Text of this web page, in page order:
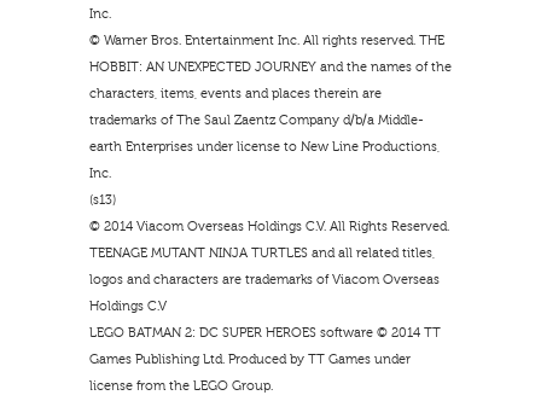
Inc.
© Warner Bros. Entertainment Inc. All rights reserved. THE
HOBBIT: AN UNEXPECTED JOURNEY and the names of the
characters, items, events and places therein are
trademarks of The Saul Zaentz Company d/b/a Middle-
earth Enterprises under license to New Line Productions,
Inc.
(s13)
© 2014 Viacom Overseas Holdings C.V. All Rights Reserved.
TEENAGE MUTANT NINJA TURTLES and all related titles,
logos and characters are trademarks of Viacom Overseas
Holdings C.V
LEGO BATMAN 2: DC SUPER HEROES software © 2014 TT
Games Publishing Ltd. Produced by TT Games under
license from the LEGO Group.